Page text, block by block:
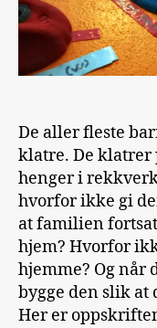
De aller fleste
klatre. De klatrer
henger i
hvorfor ikke gi
at familien
hjem? Hvorfor
hjemme? Og når
bygge den slik at
Her er